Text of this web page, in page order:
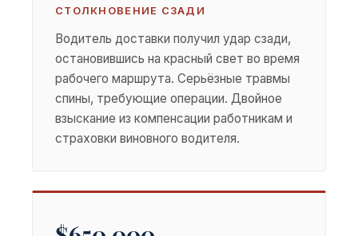
СТОЛКНОВЕНИЕ СЗАДИ
Водитель доставки получил удар сзади,
остановившись на красный свет во время
рабочего маршрута. Серьёзные травмы
спины, требующие операции. Двойное
взыскание из компенсации работникам и
страховки виновного водителя.